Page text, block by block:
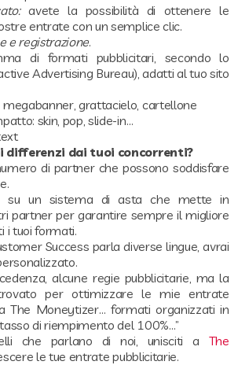
avete la possibilità di ottenere le
entrate con un semplice clic.
e registrazione.
di formati pubblicitari, secondo lo
Advertising Bureau), adatti al tuo sito
grattacielo, cartellone
skin, pop, slide-in…
differenzi dai tuoi concorrenti?
di partner che possono soddisfare
su un sistema di asta che mette in
partner per garantire sempre il migliore
i tuoi formati.
Success parla diverse lingue, avrai
alcune regie pubblicitarie, ma la
per ottimizzare le mie entrate
The Moneytizer… formati organizzati in
di riempimento del 100%…”
che parlano di noi, unisciti a The
le tue entrate pubblicitarie.